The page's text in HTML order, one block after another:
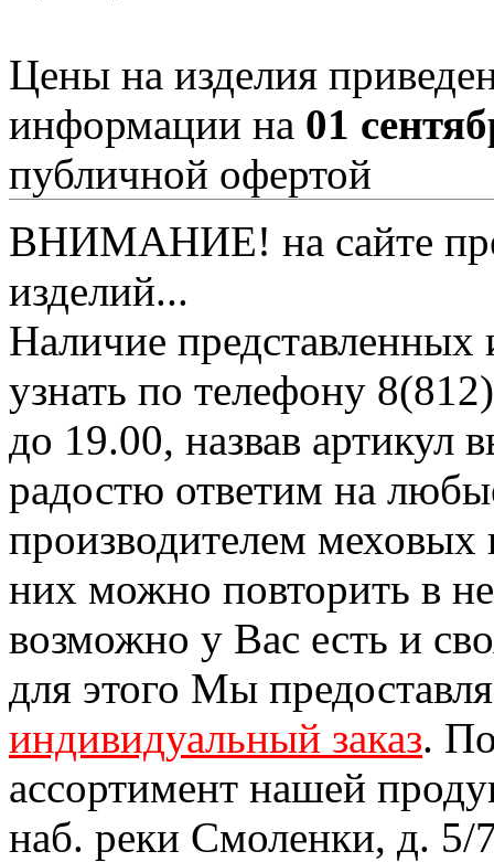
Цены на изделия
информации на 01
публичной офертой
ВНИМАНИЕ! на сайте
изделий...
Наличие
узнать по телефону
до 19.00, назвав
радостю ответим на
производителем
них можно повторить в
возможно у Вас есть и
для этого Мы
индивидуальный заказ.
ассортимент нашей
наб. реки Смоленки, д. 5/